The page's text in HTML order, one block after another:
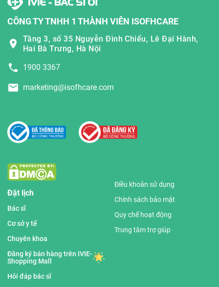
CÔNG TY TNHH 1 THÀNH VIÊN ISOFHCARE
Tầng 3, số 35 Nguyễn Đình Chiểu, Lê Đại Hành,
Hai Bà Trưng, Hà Nội
1900 3367
marketing@isofhcare.com
Đặt lịch
Bác sĩ
Cơ sở y tế
Chuyên khoa
Đăng ký bán hàng trên IVIE-
Shopping Mall
Hỏi đáp bác sĩ
Điều khoản sử dụng
Chính sách bảo mật
Quy chế hoạt động
Trung tâm trợ giúp